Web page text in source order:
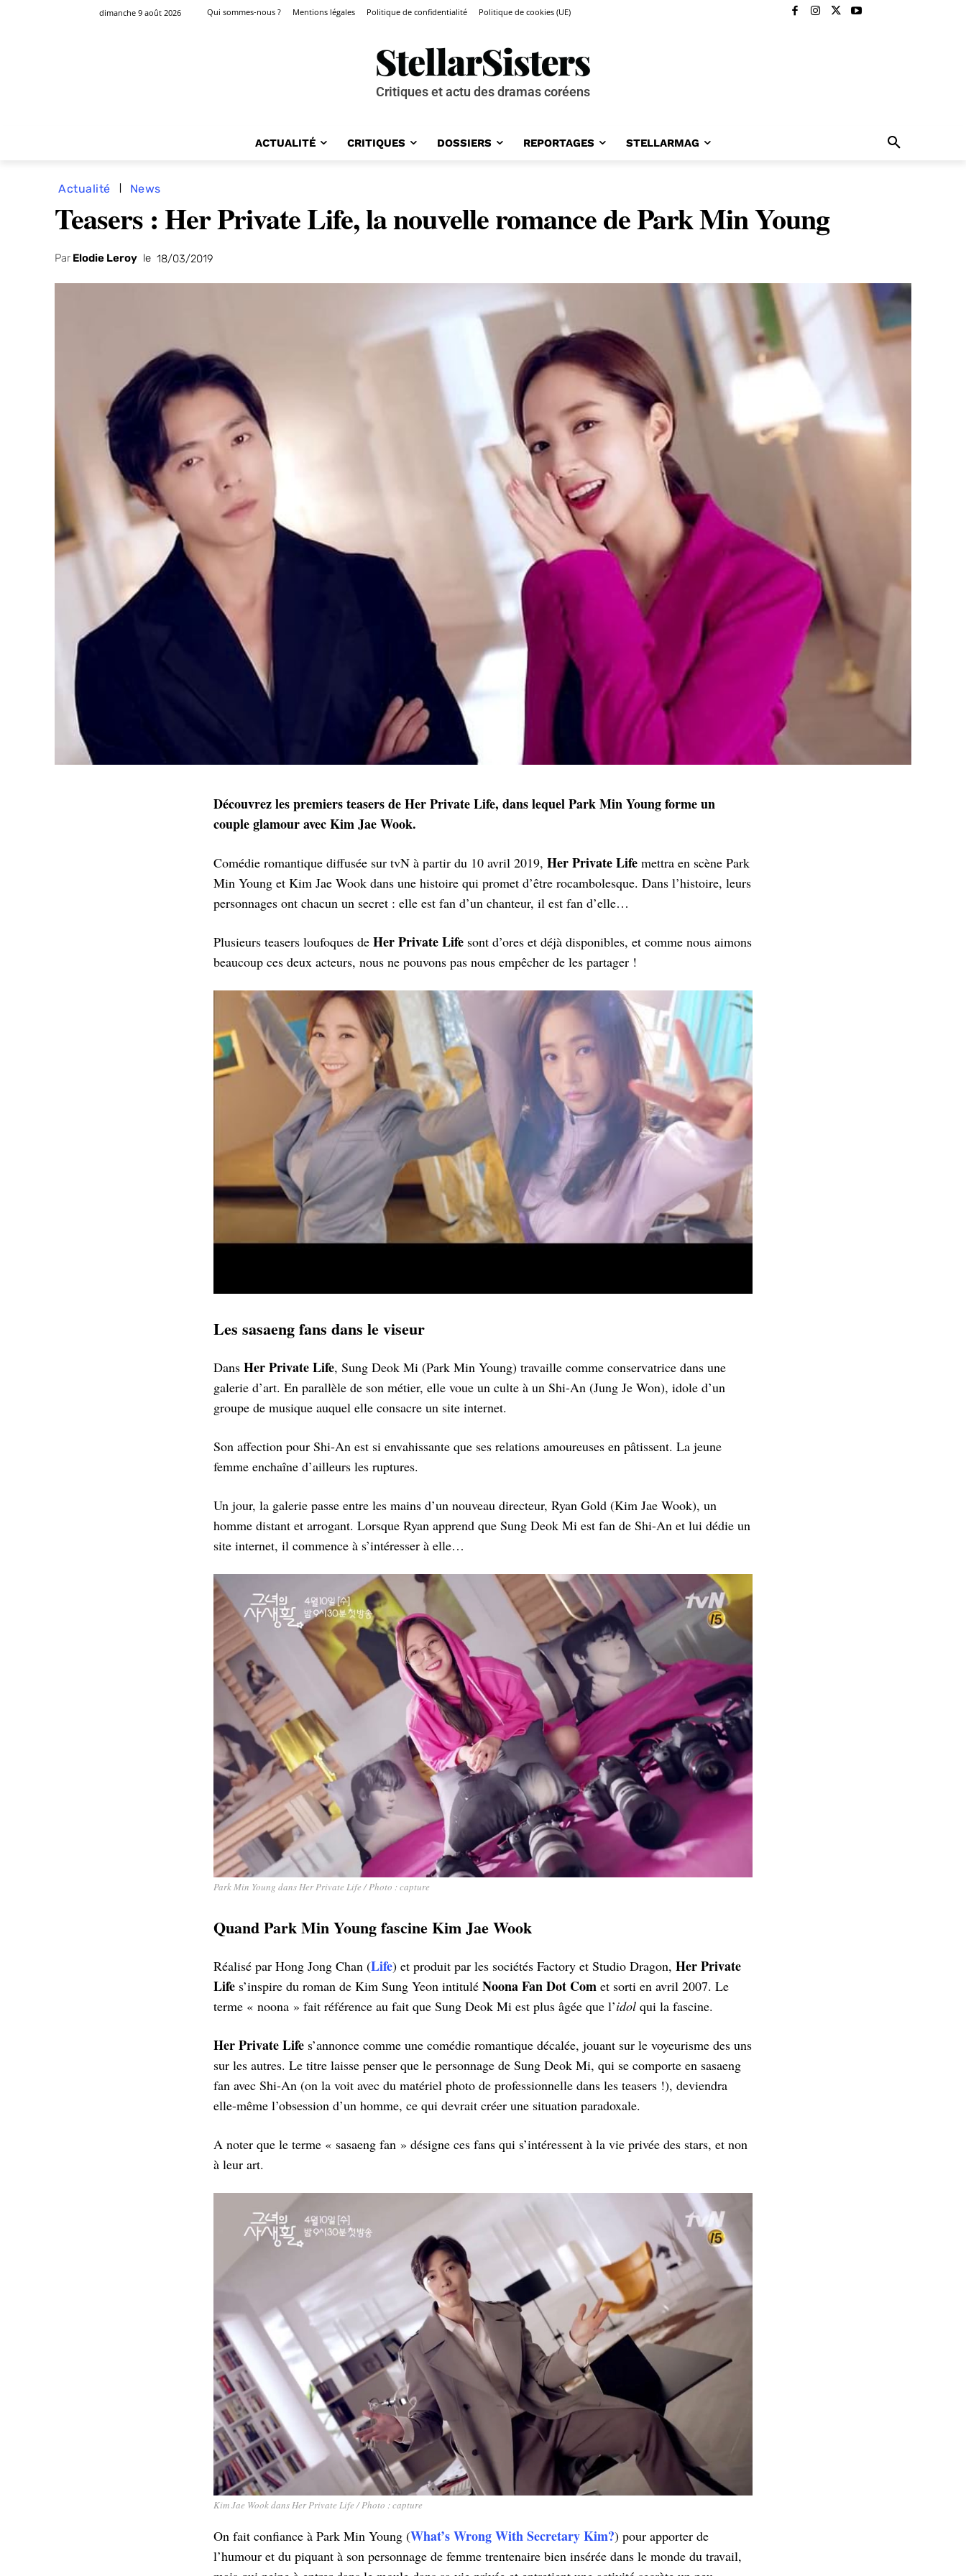
dimanche 9 août 2026 Qui sommes-nous ? Mentions légales Politique de confidentialité Politique de cookies (UE)
Critiques et actu des dramas coréens
ACTUALITÉ CRITIQUES DOSSIERS REPORTAGES STELLARMAG
Actualité News
Teasers : Her Private Life, la nouvelle romance de Park Min Young
Par Elodie Leroy le 18/03/2019
Découvrez les premiers teasers de Her Private Life, dans lequel Park Min Young forme un
couple glamour avec Kim Jae Wook.
Comédie romantique diffusée sur tvN à partir du 10 avril 2019, Her Private Life mettra en scène Park
Min Young et Kim Jae Wook dans une histoire qui promet d’être rocambolesque. Dans l’histoire, leurs
personnages ont chacun un secret : elle est fan d’un chanteur, il est fan d’elle…
Plusieurs teasers loufoques de Her Private Life sont d’ores et déjà disponibles, et comme nous aimons
beaucoup ces deux acteurs, nous ne pouvons pas nous empêcher de les partager !
Les sasaeng fans dans le viseur
Dans Her Private Life, Sung Deok Mi (Park Min Young) travaille comme conservatrice dans une
galerie d’art. En parallèle de son métier, elle voue un culte à un Shi-An (Jung Je Won), idole d’un
groupe de musique auquel elle consacre un site internet.
Son affection pour Shi-An est si envahissante que ses relations amoureuses en pâtissent. La jeune
femme enchaîne d’ailleurs les ruptures.
Un jour, la galerie passe entre les mains d’un nouveau directeur, Ryan Gold (Kim Jae Wook), un
homme distant et arrogant. Lorsque Ryan apprend que Sung Deok Mi est fan de Shi-An et lui dédie un
site internet, il commence à s’intéresser à elle…
Park Min Young dans Her Private Life / Photo : capture
Quand Park Min Young fascine Kim Jae Wook
Réalisé par Hong Jong Chan (Life) et produit par les sociétés Factory et Studio Dragon, Her Private
Life s’inspire du roman de Kim Sung Yeon intitulé Noona Fan Dot Com et sorti en avril 2007. Le
terme « noona » fait référence au fait que Sung Deok Mi est plus âgée que l’idol qui la fascine.
Her Private Life s’annonce comme une comédie romantique décalée, jouant sur le voyeurisme des uns
sur les autres. Le titre laisse penser que le personnage de Sung Deok Mi, qui se comporte en sasaeng
fan avec Shi-An (on la voit avec du matériel photo de professionnelle dans les teasers !), deviendra
elle-même l’obsession d’un homme, ce qui devrait créer une situation paradoxale.
A noter que le terme « sasaeng fan » désigne ces fans qui s’intéressent à la vie privée des stars, et non
à leur art.
Kim Jae Wook dans Her Private Life / Photo : capture
On fait confiance à Park Min Young (What’s Wrong With Secretary Kim?) pour apporter de
l’humour et du piquant à son personnage de femme trentenaire bien insérée dans le monde du travail,